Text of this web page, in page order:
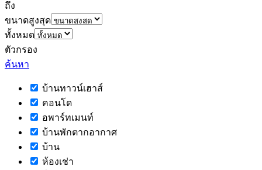
ถึง
ขนาดสูงสุด
ทั้งหมด
ตัวกรอง
ค้นหา
บ้านทาวน์เฮาส์
คอนโด
อพาร์ทเมนท์
บ้านพักตากอากาศ
บ้าน
ห้องเช่า